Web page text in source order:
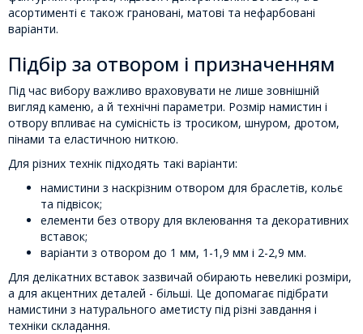
асортименті є також грановані, матові та нефарбовані
варіанти.
Підбір за отвором і призначенням
Під час вибору важливо враховувати не лише зовнішній
вигляд каменю, а й технічні параметри. Розмір намистин і
отвору впливає на сумісність із тросиком, шнуром, дротом,
пінами та еластичною ниткою.
Для різних технік підходять такі варіанти:
намистини з наскрізним отвором для браслетів, кольє
та підвісок;
елементи без отвору для вклеювання та декоративних
вставок;
варіанти з отвором до 1 мм, 1-1,9 мм і 2-2,9 мм.
Для делікатних вставок зазвичай обирають невеликі розміри,
а для акцентних деталей - більші. Це допомагає підібрати
намистини з натурального аметисту під різні завдання і
техніки складання.